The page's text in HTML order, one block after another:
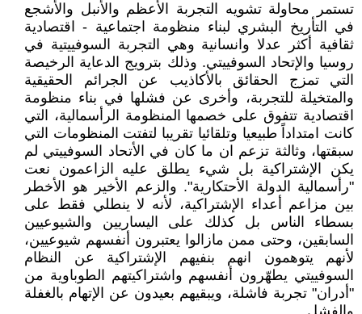
تستمر محاولة تشويه التجربة الأعظم والأنبل والأشجع
في التأريخ البشري لبناء منظومة اجتماعية - اقتصادية
ثقافية أكثر عدلا وانسانية وهي التجربة السوفييتية في
روسيا والإتحاد السوفييتي. وذلك بترويج الدعاية الرخيصة
التي تمزج الحقائق بالأكاذيب عن الجرائم الحقيقية
والمتخيلة للتجربة، وأخرى عن فشلها في بناء منظومة
اقتصادية تتفوق على خصمها المنظومة الرأسمالية، التي
كانت امتداداً طبيعيا وتلقائيا تقريبا لتفتت المنظومات التي
سبقتها، وثالثة تزعم ان ما كان في الأتحاد السوفييتي لم
يكن الإشتراكية بل شيء يطلق عليه الزاعمون نعت
"رأسمالية الدولة الأحتكارية". والزعم الأخير هو الأخطر
بين مزاعم أعداء الإشتراكية، لأنه لا ينطلي فقط على
بسطاء الناس بل كذلك على اليساريين والشيوعيين
السابقين، وحتى ممن مازالوا يعتبرون أنفسهم شيوعيين،
لأنهم يتوهمون انهم بنفيهم الإشتراكية عن النظام
السوفييتي يطهّرون أنفسهم واشتراكيتهم الطوباوية من
"أدران" تجربة فاشلة، ويبقيهم بعيدون عن الإتهام بالغفلة